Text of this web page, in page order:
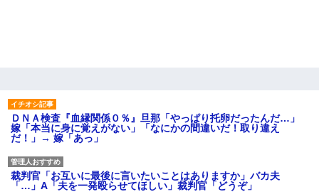
ＤＮＡ検査『血縁関係０％』旦那「やっぱり托卵だったんだ…」
嫁「本当に身に覚えがない」「なにかの間違いだ！取り違え
だ！」→ 嫁「あっ」
裁判官「お互いに最後に言いたいことはありますか」バカ夫
「…」A「夫を一発殴らせてほしい」裁判官「どうぞ」